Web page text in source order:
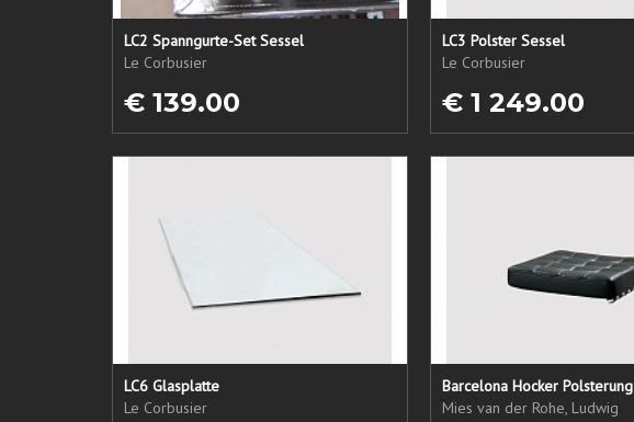
LC2 Spanngurte-Set Sessel
Le Corbusier
€ 139.00
LC3 Polster Sessel
Le Corbusier
€ 1 249.00
LC6 Glasplatte
Le Corbusier
Barcelona Hocker Polsterung
Mies van der Rohe, Ludwig